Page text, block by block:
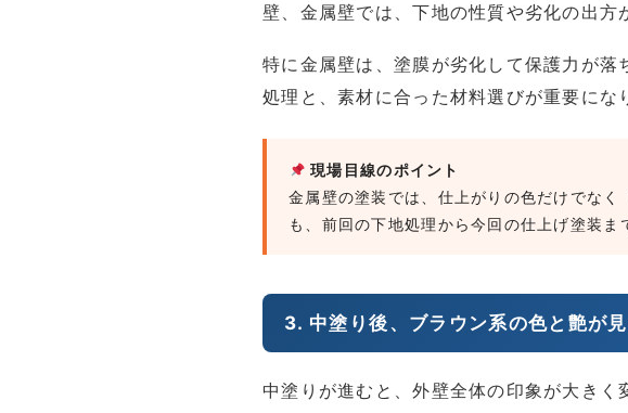
壁、金属壁では、下地の性質や劣化の出方
特に金属壁は、塗膜が劣化して保護力が
処理と、素材に合った材料選びが重要にな
現場目線のポイント
金属壁の塗装では、仕上がりの色だけでな
も、前回の下地処理から今回の仕上げ塗装ま
3. 中塗り後、ブラウン系の色と艶が
中塗りが進むと、外壁全体の印象が大きく